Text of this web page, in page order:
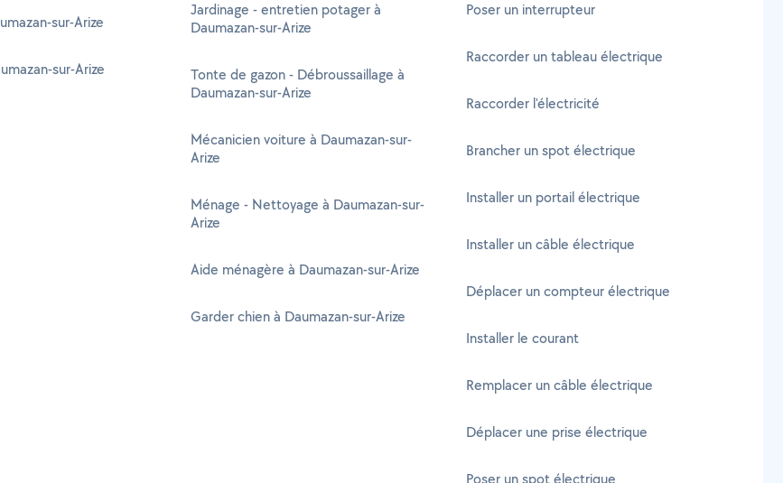
sur-Arize
sur-Arize
Jardinage - entretien potager à
Daumazan-sur-Arize
Tonte de gazon - Débroussaillage à
Daumazan-sur-Arize
Mécanicien voiture à Daumazan-sur-
Arize
Ménage - Nettoyage à Daumazan-sur-
Arize
Aide ménagère à Daumazan-sur-Arize
Garder chien à Daumazan-sur-Arize
Poser un interrupteur
Raccorder un tableau électrique
Raccorder l'électricité
Brancher un spot électrique
Installer un portail électrique
Installer un câble électrique
Déplacer un compteur électrique
Installer le courant
Remplacer un câble électrique
Déplacer une prise électrique
Poser un spot électrique